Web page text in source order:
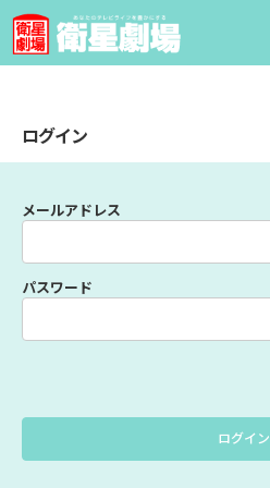
ログイン
メールアドレス
パスワード
ログイン